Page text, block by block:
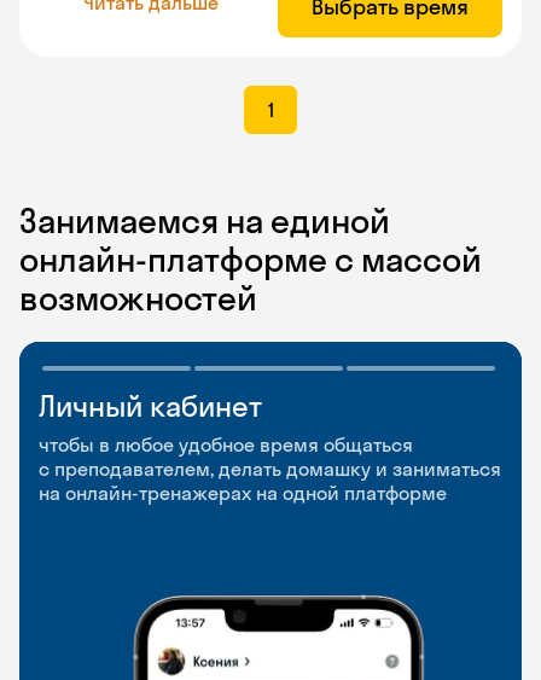
Выбрать время
1
Занимаемся на единой
онлайн-платформе с массой
возможностей
Личный кабинет
чтобы в любое удобное время общаться
с преподавателем, делать домашку и заниматься
на онлайн-тренажерах на одной платформе
Мобильное
приложение
чтобы заниматься и изучать новые слова где
и когда удобно
Разговорные клубы
и Talks
Групповые занятия для разговорной практики
и индивидуальные встречи с преподавателями